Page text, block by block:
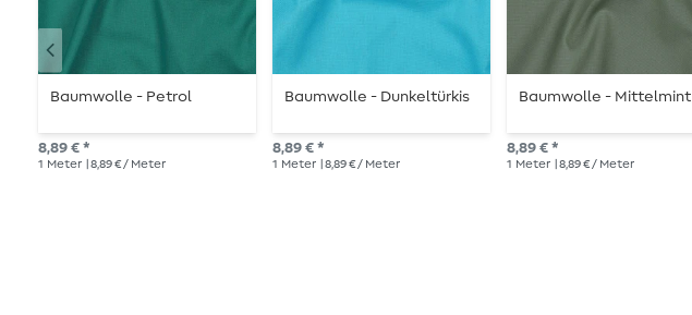
Baumwolle - Petrol
8,89 € *
1 Meter | 8,89 € / Meter
Baumwolle - Dunkeltürkis
8,89 € *
1 Meter | 8,89 € / Meter
Baumwolle - Mittelmint
8,89 € *
1 Meter | 8,89 € / Meter